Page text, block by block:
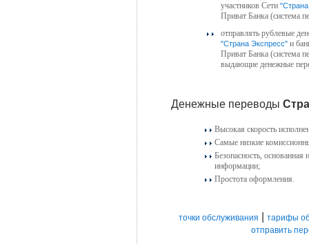
участников Сети
Приват Банка (система
отправлять рублевые
"Страна Экспресс" и
Приват Банка (система
выдающие денежные
Денежные переводы
Высокая скорость
Самые низкие
Безопасность,
информации;
Простота оформления.
точки обслуживания
тарифы
отправить